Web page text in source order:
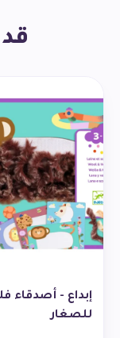
إبداع - أصدقاء
للصغار